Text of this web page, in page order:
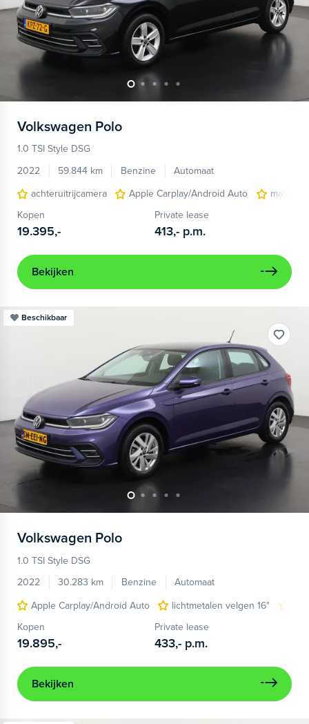
Volkswagen Polo
1.0 TSI Style DSG
2022
59.844 km Benzine
Automaat
achteruitrijcamera
Apple Carplay/Android Auto
matrix
Kopen
19.395,-
Private lease
413,- p.m.
Bekijken
Beschikbaar
Volkswagen Polo
1.0 TSI Style DSG
2022
30.283 km Benzine
Automaat
Apple Carplay/Android Auto
lichtmetalen velgen 16"
Kopen
19.895,-
Private lease
433,- p.m.
Bekijken